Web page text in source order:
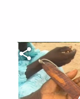
Fichier vidéo